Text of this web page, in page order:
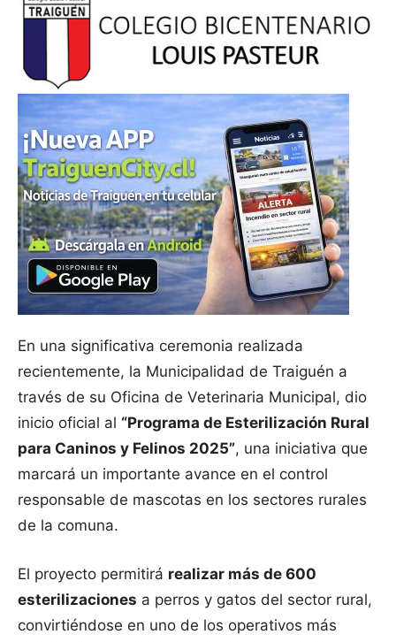
En una significativa ceremonia realizada
recientemente, la Municipalidad de Traiguén a
través de su Oficina de Veterinaria Municipal, dio
inicio oficial al “Programa de Esterilización Rural
para Caninos y Felinos 2025”, una iniciativa que
marcará un importante avance en el control
responsable de mascotas en los sectores rurales
de la comuna.
El proyecto permitirá realizar más de 600
esterilizaciones a perros y gatos del sector rural,
convirtiéndose en uno de los operativos más